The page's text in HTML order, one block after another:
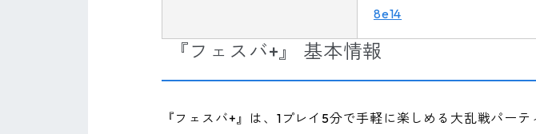
8e14
『フェスバ+』 基本情報
『フェスバ+』は、1プレイ5分で手軽に楽しめる大乱戦パー